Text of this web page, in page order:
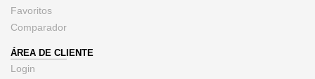
Favoritos
Comparador
ÁREA DE CLIENTE
Login